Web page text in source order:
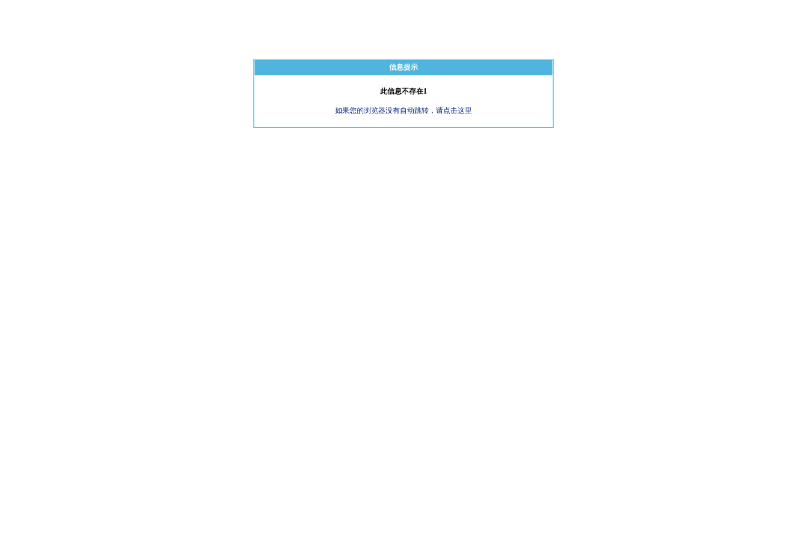
信息提示
此信息不存在1
如果您的浏览器没有自动跳转，请点击这里